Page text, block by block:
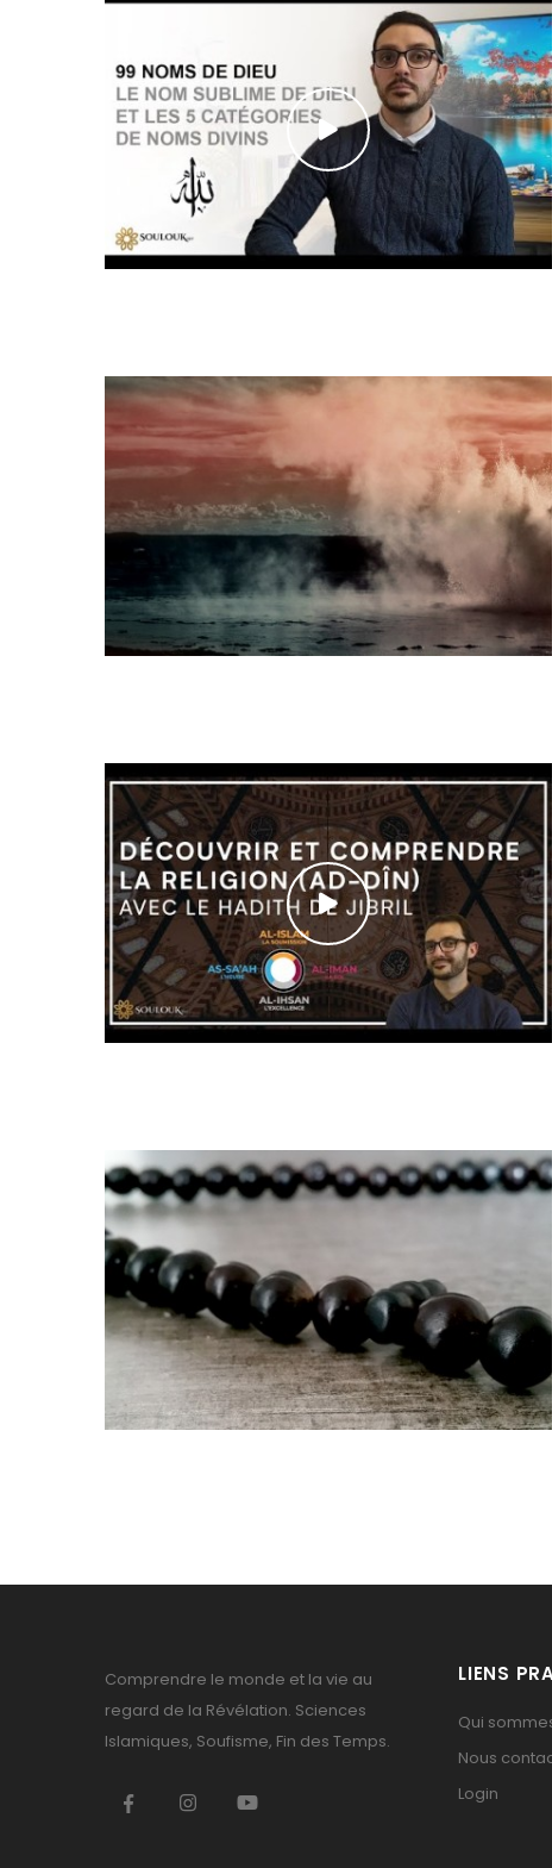
Comprendre le monde et la vie au
regard de la Révélation. Sciences
Islamiques, Soufisme, Fin des Temps.
LIENS
Qui
Nous
Login